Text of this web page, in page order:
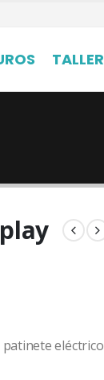
TALLER
eléctrico